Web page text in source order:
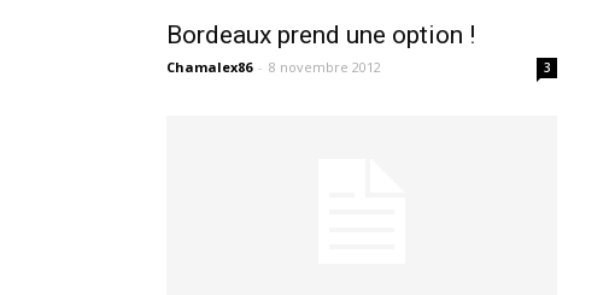
Bordeaux prend une option !
Chamalex86 - 8 novembre 2012 3